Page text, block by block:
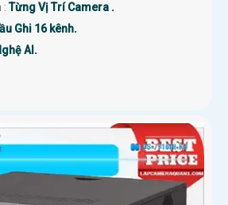
:Từng Vị Trí Camera .
Ghi 16 kênh.
AI.